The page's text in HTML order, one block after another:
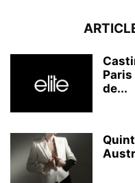
Paris
de...